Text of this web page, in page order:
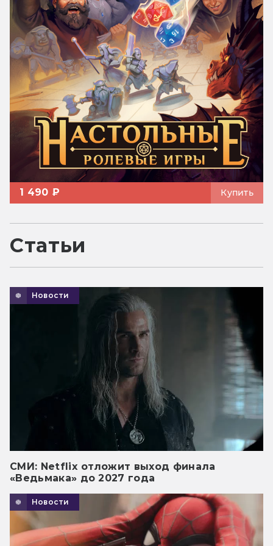
1 490 ₽ Купить
Статьи
Новости
СМИ: Netflix отложит выход финала
«Ведьмака» до 2027 года
Новости